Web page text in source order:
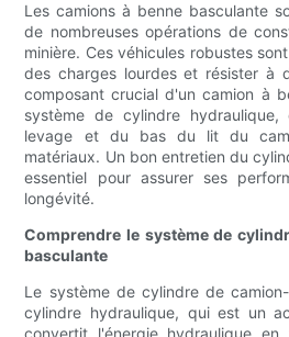
Les camions à benne basculante
de nombreuses opérations de
minière. Ces véhicules robustes
des charges lourdes et résister à
composant crucial d'un camion à
système de cylindre
levage et du bas du lit du
matériaux. Un bon entretien du
essentiel pour assurer ses
longévité.
Comprendre le système de
basculante
Le système de cylindre de
cylindre hydraulique, qui est un